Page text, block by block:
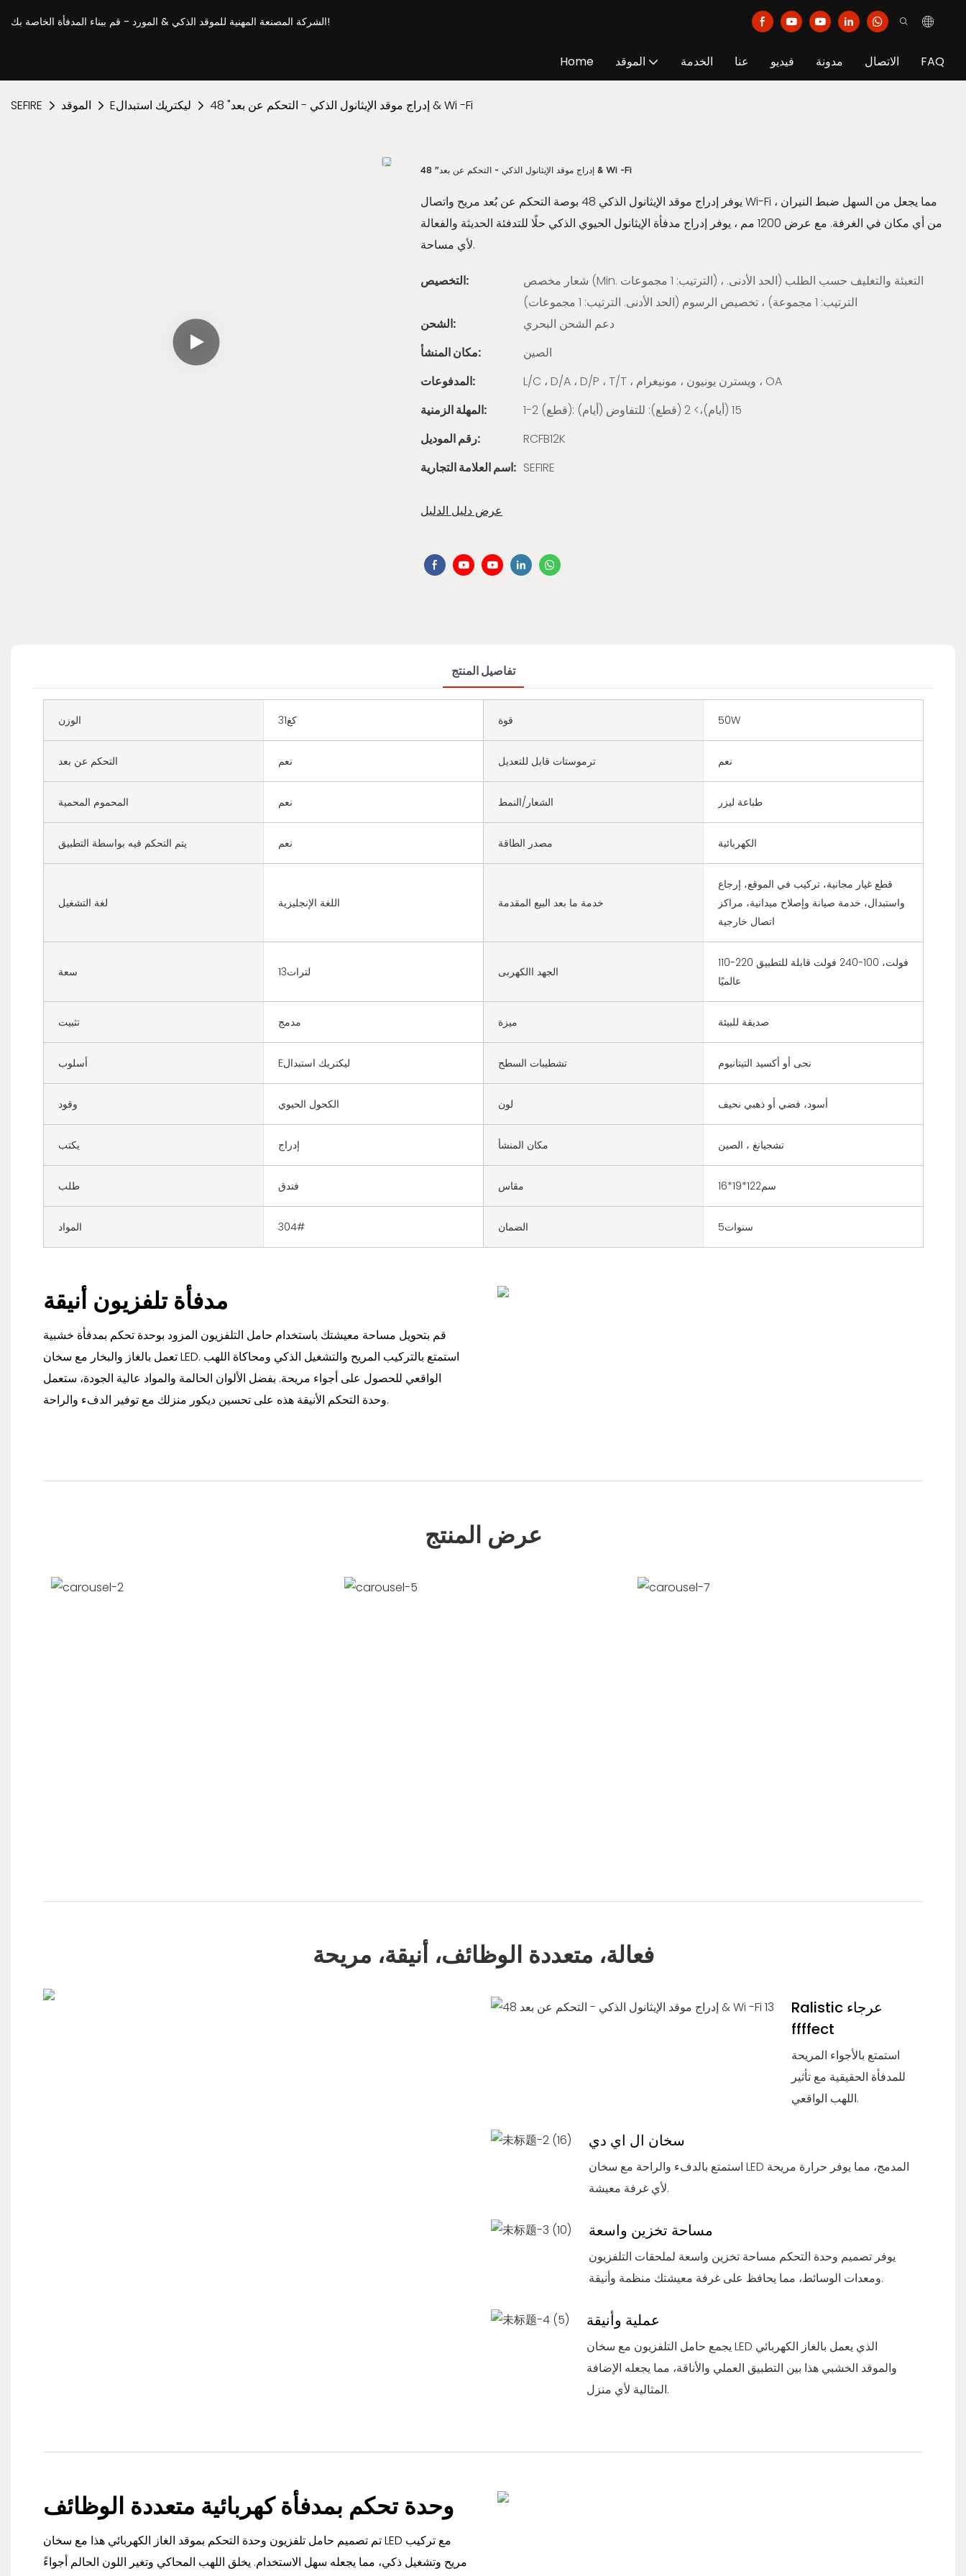
الشركة المصنعة المهنية للموقد الذكي & المورد - قم ببناء المدفأة الخاصة بك!
Home الموقد الخدمة عنا فيديو مدونة الاتصال FAQ
SEFIRE الموقد Eليكتريك استبدال 48 "إدراج موقد الإيثانول الذكي - التحكم عن بعد & Wi -Fi
48 "إدراج موقد الإيثانول الذكي - التحكم عن بعد & Wi -Fi
يوفر إدراج موقد الإيثانول الذكي 48 بوصة التحكم عن بُعد مريح واتصال Wi-Fi ، مما يجعل من السهل ضبط النيران
من أي مكان في الغرفة. مع عرض 1200 مم ، يوفر إدراج مدفأة الإيثانول الحيوي الذكي حلًا للتدفئة الحديثة والفعالة
لأي مساحة.
التخصيص:
شعار مخصص (Min. الترتيب: 1 مجموعات) ، التعبئة والتغليف حسب الطلب (الحد الأدنى.
الترتيب: 1 مجموعة) ، تخصيص الرسوم (الحد الأدنى. الترتيب: 1 مجموعات)
الشحن:
دعم الشحن البحري
مكان المنشأ:
الصين
المدفوعات:
L/C ، D/A ، D/P ، T/T ، ويسترن يونيون ، مونيغرام ، OA
المهلة الزمنية:
1-2 (قطع): 15 (أيام)،> 2 (قطع): للتفاوض (أيام)
رقم الموديل:
RCFB12K
اسم العلامة التجارية: SEFIRE
عرض دليل الدليل
تفاصيل المنتج
الوزن كغ31 قوة 50W
التحكم عن بعد نعم ترموستات قابل للتعديل نعم
المحموم المحمية نعم الشعار/النمط طباعة ليزر
يتم التحكم فيه بواسطة التطبيق نعم مصدر الطاقة الكهربائية
لغة التشغيل اللغة الإنجليزية خدمة ما بعد البيع المقدمة
قطع غيار مجانية، تركيب في الموقع، إرجاع
واستبدال، خدمة صيانة وإصلاح ميدانية، مراكز
اتصال خارجية
سعة لترات13 الجهد االكهربى
110-220 فولت، 100-240 فولت قابلة للتطبيق
عالميًا
تثبيت مدمج ميزة صديقة للبيئة
أسلوب Eليكتريك استبدال تشطيبات السطح نحى أو أكسيد التيتانيوم
وقود الكحول الحيوي لون أسود، فضي أو ذهبي نحيف
يكتب إدراج مكان المنشأ تشجيانغ ، الصين
طلب فندق مقاس سم122*19*16
المواد 304# الضمان سنوات5
قم بتحويل مساحة معيشتك باستخدام حامل التلفزيون المزود بوحدة تحكم بمدفأة خشبية
تعمل بالغاز والبخار مع سخان LED. استمتع بالتركيب المريح والتشغيل الذكي ومحاكاة اللهب
الواقعي للحصول على أجواء مريحة. بفضل الألوان الحالمة والمواد عالية الجودة، ستعمل
وحدة التحكم الأنيقة هذه على تحسين ديكور منزلك مع توفير الدفء والراحة.
عرض المنتج
فعالة، متعددة الوظائف، أنيقة، مريحة
Ralistic عرجاء
ffffect
استمتع بالأجواء المريحة
للمدفأة الحقيقية مع تأثير
اللهب الواقعي.
سخان ال اي دي
استمتع بالدفء والراحة مع سخان LED المدمج، مما يوفر حرارة مريحة
لأي غرفة معيشة.
مساحة تخزين واسعة
يوفر تصميم وحدة التحكم مساحة تخزين واسعة لملحقات التلفزيون
ومعدات الوسائط، مما يحافظ على غرفة معيشتك منظمة وأنيقة.
عملية وأنيقة
يجمع حامل التلفزيون مع سخان LED الذي يعمل بالغاز الكهربائي
والموقد الخشبي هذا بين التطبيق العملي والأناقة، مما يجعله الإضافة
المثالية لأي منزل.
وحدة تحكم بمدفأة كهربائية متعددة الوظائف
تم تصميم حامل تلفزيون وحدة التحكم بموقد الغاز الكهربائي هذا مع سخان LED مع تركيب
مريح وتشغيل ذكي، مما يجعله سهل الاستخدام. يخلق اللهب المحاكي وتغير اللون الحالم أجواءً